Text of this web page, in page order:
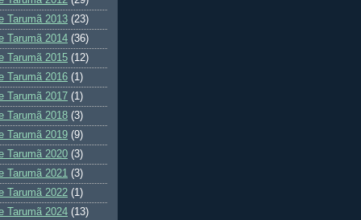
Tarumã 2013 (23)
Tarumã 2014 (36)
Tarumã 2015 (12)
Tarumã 2016 (1)
Tarumã 2017 (1)
Tarumã 2018 (3)
Tarumã 2019 (9)
Tarumã 2020 (3)
Tarumã 2021 (3)
Tarumã 2022 (1)
Tarumã 2024 (13)